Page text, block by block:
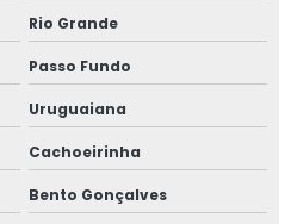
Rio Grande
Passo Fundo
Uruguaiana
Cachoeirinha
Bento Gonçalves